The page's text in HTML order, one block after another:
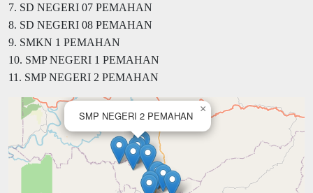
7. SD NEGERI 07 PEMAHAN
8. SD NEGERI 08 PEMAHAN
9. SMKN 1 PEMAHAN
10. SMP NEGERI 1 PEMAHAN
11. SMP NEGERI 2 PEMAHAN
SMP NEGERI 2 PEMAHAN
×